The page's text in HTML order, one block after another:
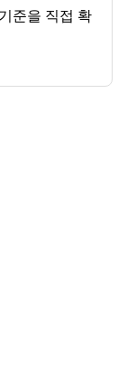
준을 직접 확